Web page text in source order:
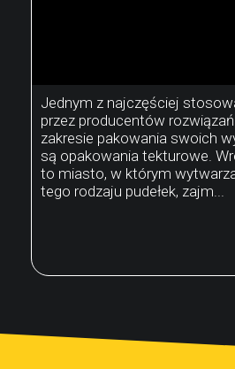
Jednym z najczęściej
przez producentów
zakresie pakowania swoich
są opakowania tekturowe.
to miasto, w którym
tego rodzaju pudełek, zajm...